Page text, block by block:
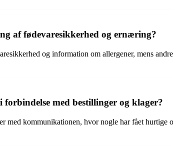
af fødevaresikkerhed og ernæring?
og information om allergener, mens
med bestillinger og klager?
med kommunikationen, hvor nogle har fået